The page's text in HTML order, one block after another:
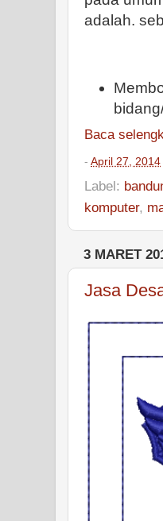
adalah.
Baca
- April 27, 2014
Label:
komputer,
3 MARET
Jasa